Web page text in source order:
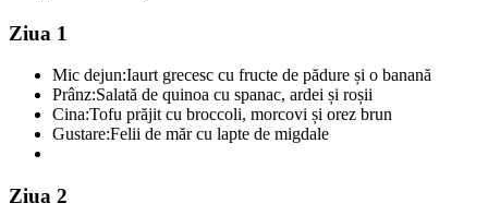
Ziua 1
Mic dejun:Iaurt grecesc cu fructe de pădure și o banană
Prânz:Salată de quinoa cu spanac, ardei și roșii
Cina:Tofu prăjit cu broccoli, morcovi și orez brun
Gustare:Felii de măr cu lapte de migdale
Ziua 2